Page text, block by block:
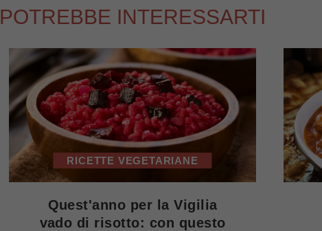
POTREBBE INTERESSARTI
RICETTE VEGETARIANE
Quest'anno per la Vigilia
vado di risotto: con questo